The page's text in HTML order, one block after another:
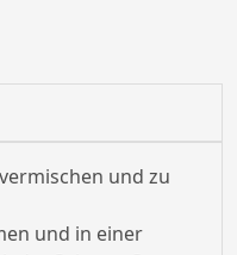
und zu
und in einer